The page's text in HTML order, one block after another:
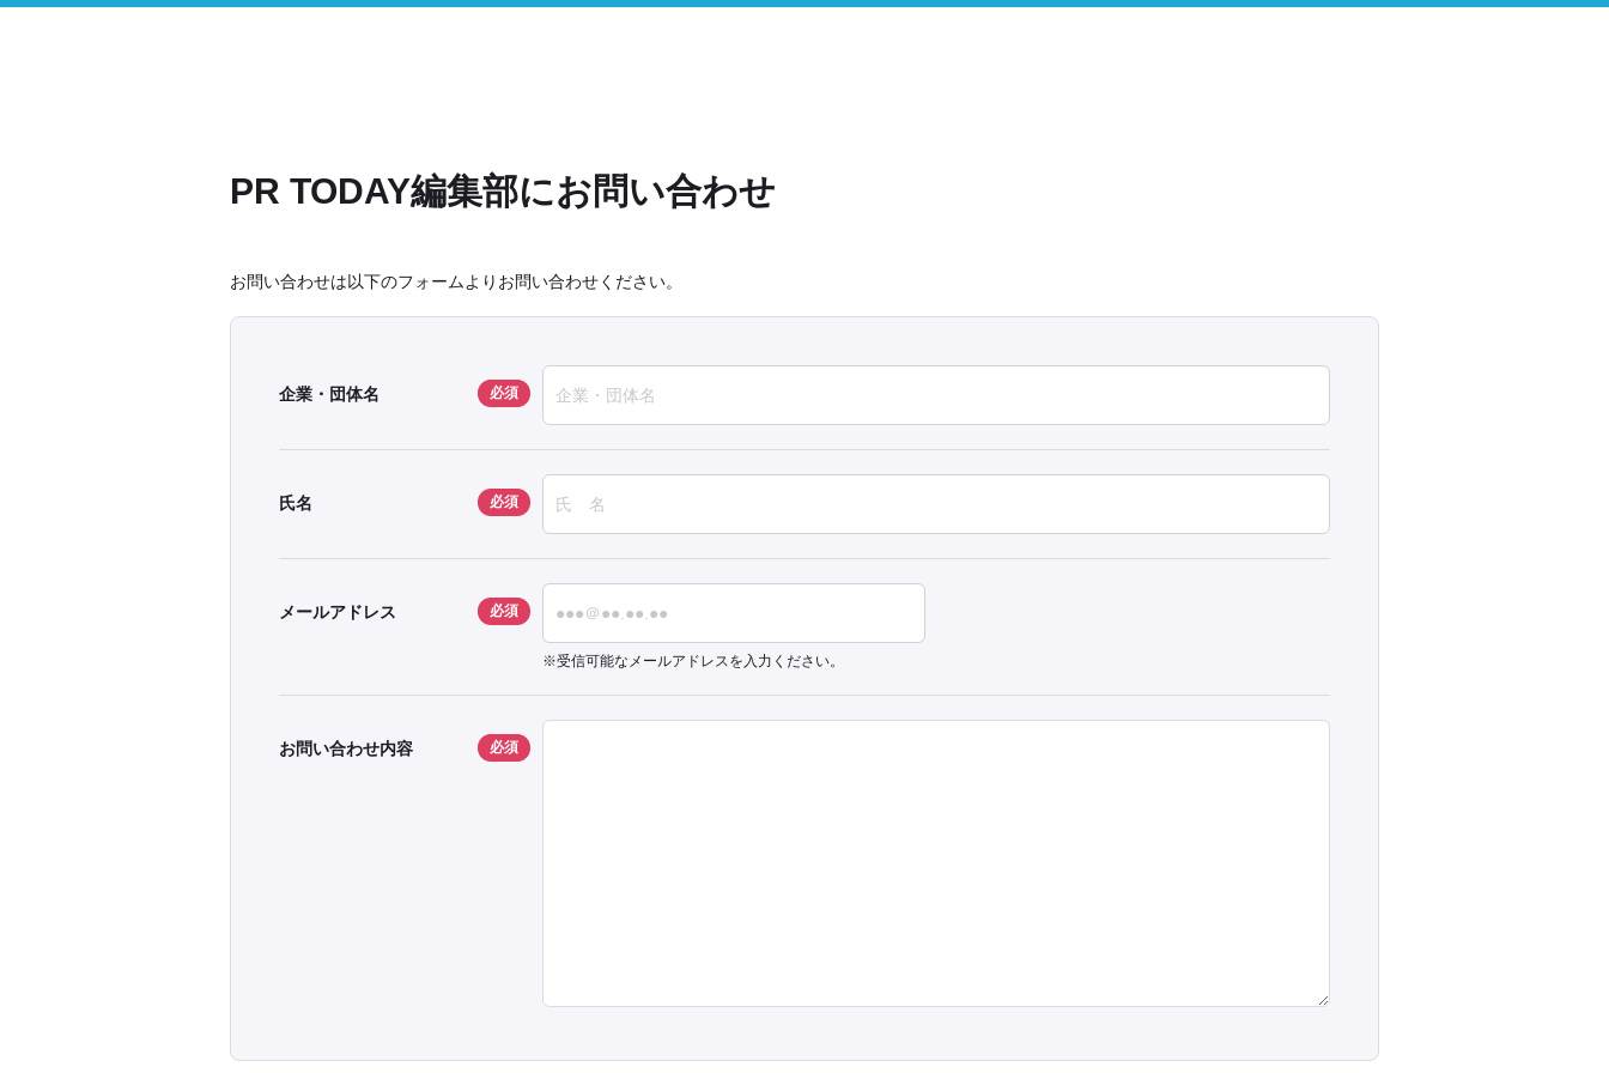
PR TODAY編集部にお問い合わせ
お問い合わせは以下のフォームよりお問い合わせください。
企業・団体名 必須
氏名 必須
メールアドレス 必須
受信可能なメールアドレスを入力ください。
お問い合わせ内容 必須